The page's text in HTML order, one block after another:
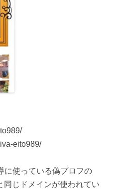
eito989/
に使っている偽プロフの
同じドメインが使われてい